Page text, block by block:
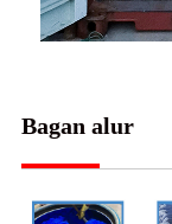
Bagan alur